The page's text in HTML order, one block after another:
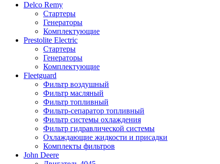
Delco Remy
Стартеры
Генераторы
Комплектующие
Prestolite Electric
Стартеры
Генераторы
Комплектующие
Fleetguard
Фильтр воздушный
Фильтр масляный
Фильтр топливный
Фильтр-сепаратор топливный
Фильтр системы охлаждения
Фильтр гидравлической системы
Охлаждающие жидкости и присадки
Комплекты фильтров
John Deere